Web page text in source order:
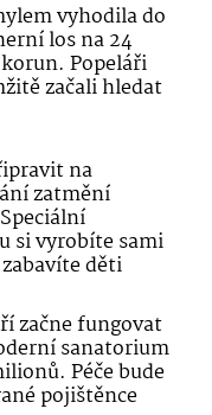
vyhodila do
los na 24
Popeláři
začali hledat
na
zatmění
si vyrobíte sami
děti
začne fungovat
sanatorium
Péče bude
pojištěnce